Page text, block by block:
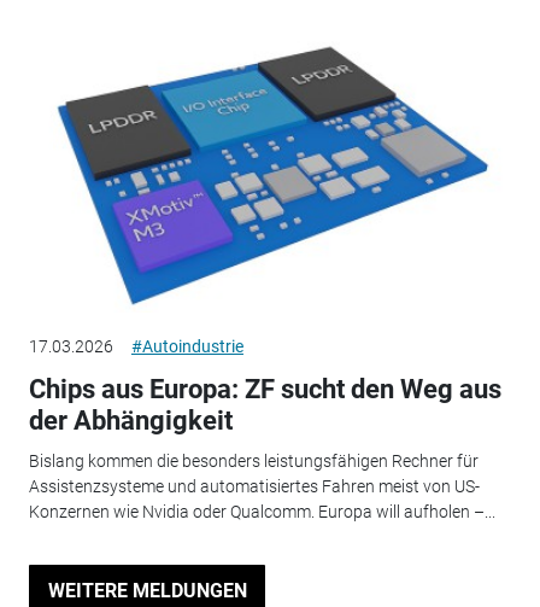
17.03.2026 #Autoindustrie
Chips aus Europa: ZF sucht den Weg aus
der Abhängigkeit
Bislang kommen die besonders leistungsfähigen Rechner für
Assistenzsysteme und automatisiertes Fahren meist von US-
Konzernen wie Nvidia oder Qualcomm. Europa will aufholen –...
WEITERE MELDUNGEN